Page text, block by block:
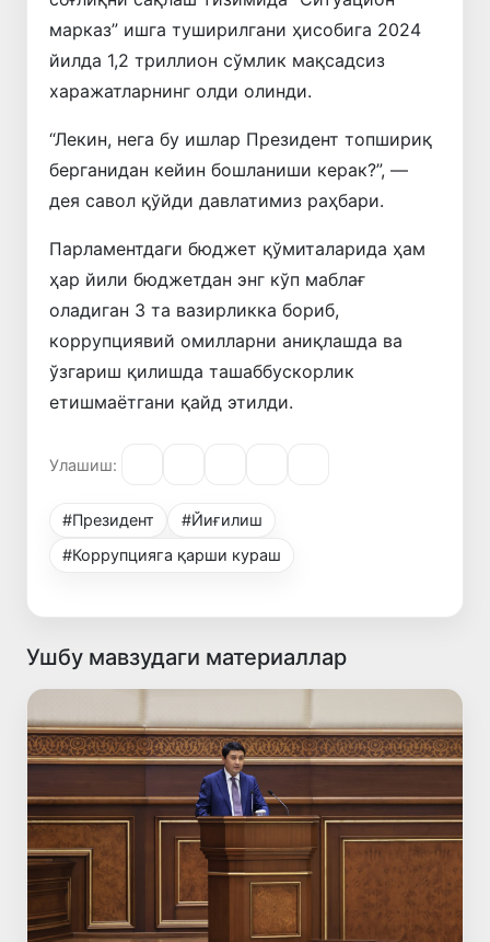
марказ” ишга туширилгани ҳисобига 2024
йилда 1,2 триллион сўмлик мақсадсиз
харажатларнинг олди олинди.
“Лекин, нега бу ишлар Президент топшириқ
берганидан кейин бошланиши керак?”, —
дея савол қўйди давлатимиз раҳбари.
Парламентдаги бюджет қўмиталарида ҳам
ҳар йили бюджетдан энг кўп маблағ
оладиган 3 та вазирликка бориб,
коррупциявий омилларни аниқлашда ва
ўзгариш қилишда ташаббускорлик
етишмаётгани қайд этилди.
Улашиш:
#Президент
#Йиғилиш
#Коррупцияга қарши кураш
Ушбу мавзудаги материаллар